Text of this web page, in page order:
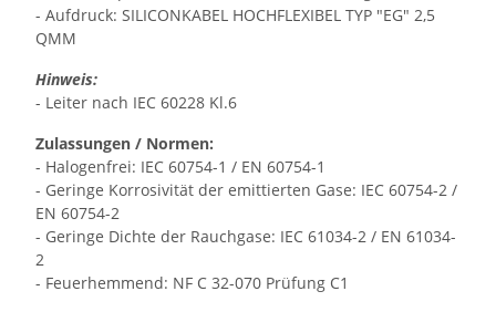
- Aufdruck: SILICONKABEL HOCHFLEXIBEL TYP "EG" 2,5
QMM
Hinweis:
- Leiter nach IEC 60228 Kl.6
Zulassungen / Normen:
- Halogenfrei: IEC 60754-1 / EN 60754-1
- Geringe Korrosivität der emittierten Gase: IEC 60754-2 /
EN 60754-2
- Geringe Dichte der Rauchgase: IEC 61034-2 / EN 61034-
2
- Feuerhemmend: NF C 32-070 Prüfung C1